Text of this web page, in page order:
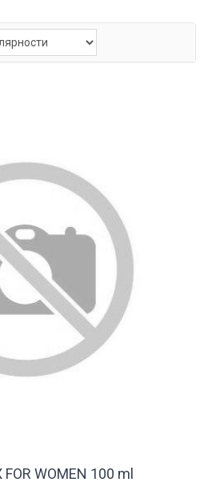
FOR WOMEN 100 ml